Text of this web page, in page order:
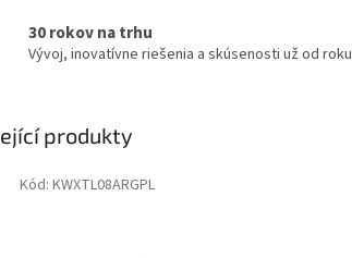
30 rokov na trhu
Vývoj, inovatívne riešenia a skúsenosti už od
produkty
Kód: KWXTL08ARGPL